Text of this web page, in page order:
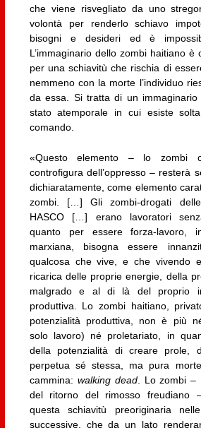
che viene risvegliato da uno
volontà per renderlo schiavo
bisogni e desideri ed è
L’immaginario dello zombi haitiano è
per una schiavitù che rischia di
nemmeno con la morte l’individuo
da essa. Si tratta di un
stato atemporale in cui esiste
comando.
«Questo elemento – lo zombi
controfigura dell’oppresso – resterà
dichiaratamente, come elemento
zombi. […] Gli zombi-drogati
HASCO […] erano lavoratori
quanto per essere forza-lavoro,
marxiana, bisogna essere
qualcosa che vive, e che vivendo
ricarica delle proprie energie, della
malgrado e al di là del proprio
produttiva. Lo zombi haitiano,
potenzialità produttiva, non è più
solo lavoro) né proletariato, in
della potenzialità di creare prole,
perpetua sé stessa, ma pura
cammina: walking dead. Lo zombi –
del ritorno del rimosso freudiano
questa schiavitù preoriginaria
successive, che da un lato